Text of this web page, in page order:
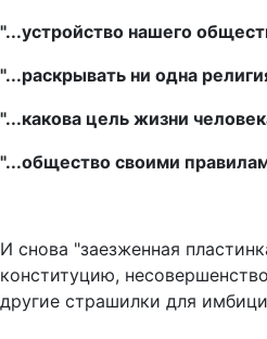
"...устройство нашего
"...раскрывать ни одна
"...какова цель жизни
"...общество своими
И снова "заезженная
конституцию,
другие страшилки для